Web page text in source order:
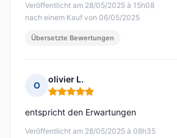
Veröffentlicht am 28/05/2025 à 15h08
nach einem Kauf von 06/05/2025
Übersetzte Bewertungen
O
olivier L.
Hinweis: 5 von 5
Veröffentlicht am 28/05/2025 à 08h35
entspricht den Erwartungen